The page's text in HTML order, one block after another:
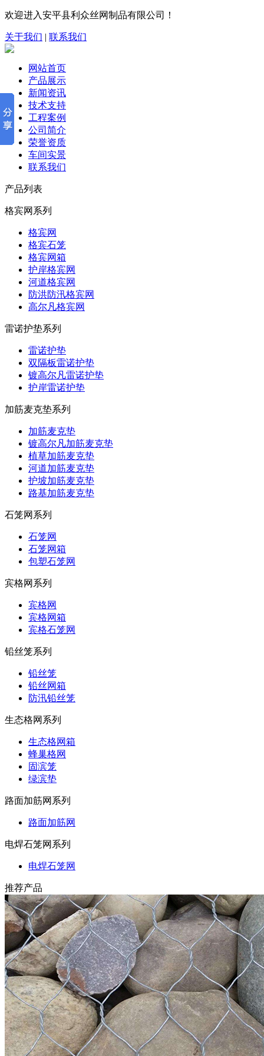
欢迎进入安平县利众丝网制品有限公司！
关于我们 | 联系我们
网站首页
产品展示
新闻资讯
技术支持
工程案例
公司简介
荣誉资质
车间实景
联系我们
产品列表
格宾网系列
格宾网
格宾石笼
格宾网箱
护岸格宾网
河道格宾网
防洪防汛格宾网
高尔凡格宾网
雷诺护垫系列
雷诺护垫
双隔板雷诺护垫
镀高尔凡雷诺护垫
护岸雷诺护垫
加筋麦克垫系列
加筋麦克垫
镀高尔凡加筋麦克垫
植草加筋麦克垫
河道加筋麦克垫
护坡加筋麦克垫
路基加筋麦克垫
石笼网系列
石笼网
石笼网箱
包塑石笼网
宾格网系列
宾格网
宾格网箱
宾格石笼网
铅丝笼系列
铅丝笼
铅丝网箱
防汛铅丝笼
生态格网系列
生态格网箱
蜂巢格网
固滨笼
绿滨垫
路面加筋网系列
路面加筋网
电焊石笼网系列
电焊石笼网
推荐产品